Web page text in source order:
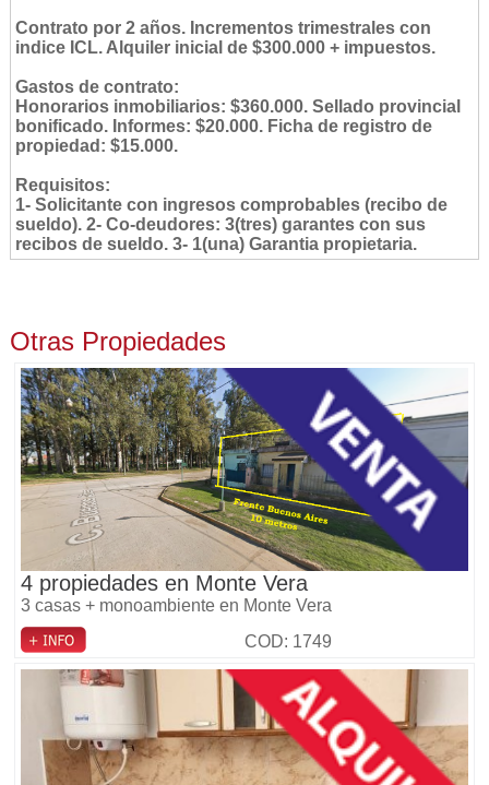
Contrato por 2 años. Incrementos trimestrales con
indice ICL. Alquiler inicial de $300.000 + impuestos.
Gastos de contrato:
Honorarios inmobiliarios: $360.000. Sellado provincial
bonificado. Informes: $20.000. Ficha de registro de
propiedad: $15.000.
Requisitos:
1- Solicitante con ingresos comprobables (recibo de
sueldo). 2- Co-deudores: 3(tres) garantes con sus
recibos de sueldo. 3- 1(una) Garantia propietaria.
Otras Propiedades
4 propiedades en Monte Vera
3 casas + monoambiente en Monte Vera
COD: 1749